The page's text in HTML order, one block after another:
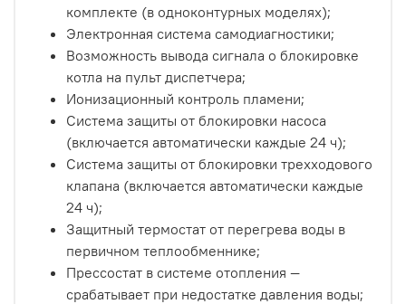
комплекте (в одноконтурных моделях);
Электронная система самодиагностики;
Возможность вывода сигнала о блокировке
котла на пульт диспетчера;
Ионизационный контроль пламени;
Система защиты от блокировки насоса
(включается автоматически каждые 24 ч);
Система защиты от блокировки трехходового
клапана (включается автоматически каждые
24 ч);
Защитный термостат от перегрева воды в
первичном теплообменнике;
Прессостат в системе отопления —
срабатывает при недостатке давления воды;